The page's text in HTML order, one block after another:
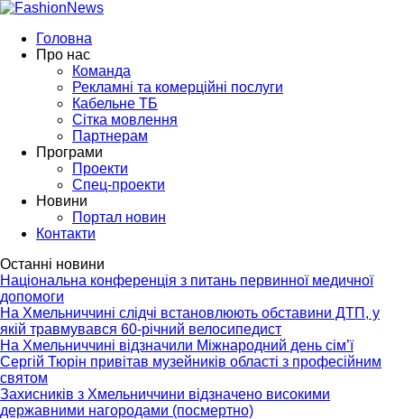
Головна
Про нас
Команда
Рекламні та комерційні послуги
Кабельне ТБ
Сітка мовлення
Партнерам
Програми
Проекти
Спец-проекти
Новини
Портал новин
Контакти
Останні новини
Національна конференція з питань первинної медичної
допомоги
На Хмельниччині слідчі встановлюють обставини ДТП, у
якій травмувався 60-річний велосипедист
На Хмельниччині відзначили Міжнародний день сім’ї
Сергій Тюрін привітав музейників області з професійним
святом
Захисників з Хмельниччини відзначено високими
державними нагородами (посмертно)